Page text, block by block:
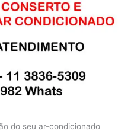
do seu ar-condicionado